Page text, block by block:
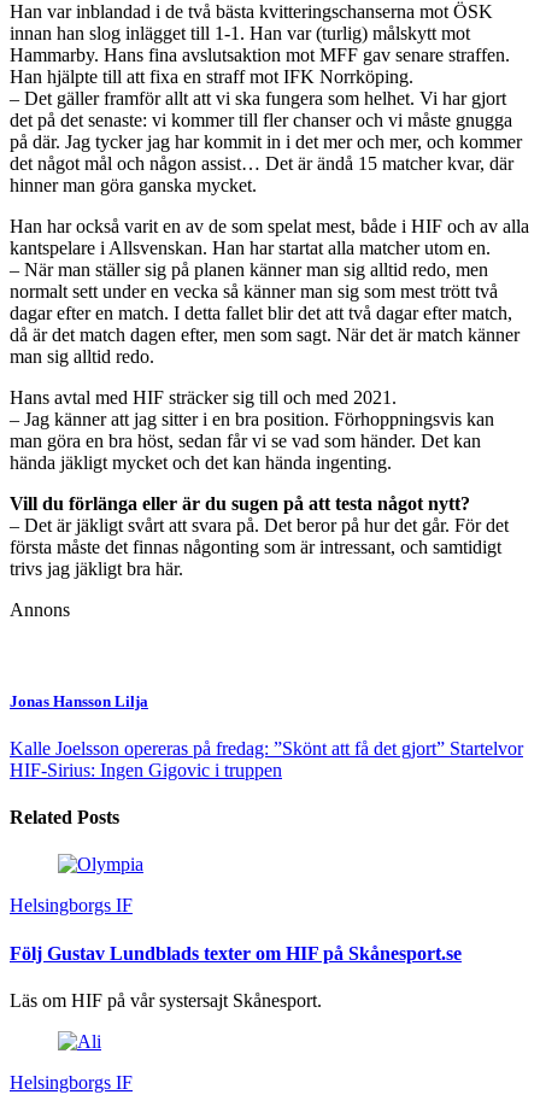
Han var inblandad i de två bästa kvitteringschanserna mot ÖSK
innan han slog inlägget till 1-1. Han var (turlig) målskytt mot
Hammarby. Hans fina avslutsaktion mot MFF gav senare straffen.
Han hjälpte till att fixa en straff mot IFK Norrköping.
– Det gäller framför allt att vi ska fungera som helhet. Vi har gjort
det på det senaste: vi kommer till fler chanser och vi måste gnugga
på där. Jag tycker jag har kommit in i det mer och mer, och kommer
det något mål och någon assist… Det är ändå 15 matcher kvar, där
hinner man göra ganska mycket.
Han har också varit en av de som spelat mest, både i HIF och av alla
kantspelare i Allsvenskan. Han har startat alla matcher utom en.
– När man ställer sig på planen känner man sig alltid redo, men
normalt sett under en vecka så känner man sig som mest trött två
dagar efter en match. I detta fallet blir det att två dagar efter match,
då är det match dagen efter, men som sagt. När det är match känner
man sig alltid redo.
Hans avtal med HIF sträcker sig till och med 2021.
– Jag känner att jag sitter i en bra position. Förhoppningsvis kan
man göra en bra höst, sedan får vi se vad som händer. Det kan
hända jäkligt mycket och det kan hända ingenting.
Vill du förlänga eller är du sugen på att testa något nytt?
– Det är jäkligt svårt att svara på. Det beror på hur det går. För det
första måste det finnas någonting som är intressant, och samtidigt
trivs jag jäkligt bra här.
Annons
Jonas Hansson Lilja
Kalle Joelsson opereras på fredag: ”Skönt att få det gjort” Startelvor
HIF-Sirius: Ingen Gigovic i truppen
Related Posts
Helsingborgs IF
Följ Gustav Lundblads texter om HIF på Skånesport.se
Läs om HIF på vår systersajt Skånesport.
Helsingborgs IF